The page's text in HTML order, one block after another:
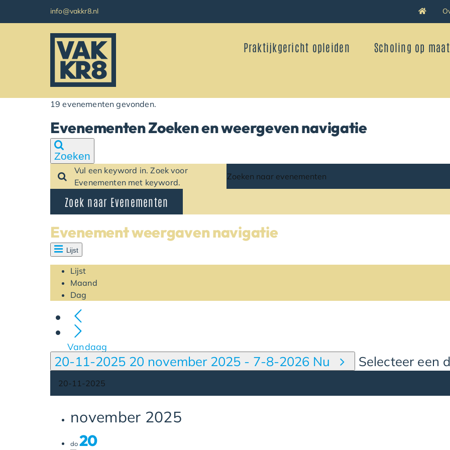
info@vakkr8.nl
Praktijkgericht opleiden Scholing op maat
19 evenementen gevonden.
Evenementen
Evenementen Zoeken en weergeven navigatie
Zoeken
Vul een keyword in. Zoek voor
Evenementen met keyword.
Zoek naar Evenementen
Evenement weergaven navigatie
Lijst
Lijst
Maand
Dag
Vandaag
20-11-2025 20 november 2025 - 7-8-2026 Nu Selecteer een
november 2025
do20